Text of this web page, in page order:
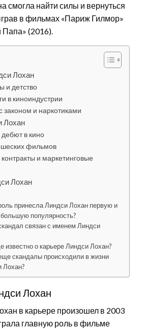
смогла найти силы и вернуться
в фильмах «Париж Гилмор»
Папа» (2016).
Лохан
и детство
в киноиндустрии
и наркотиками
Лохан
в кино
фильмов
и маркетинговые
Лохан
принесла Линдси Лохан первую и
популярность?
связан с именем Линдси
известно о карьере Линдси Лохан?
скандалы происходили в жизни
Лохан?
Лохан
в карьере произошел в 2003
главную роль в фильме